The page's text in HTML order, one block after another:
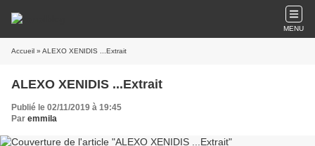
MENU
Accueil » ALEXO XENIDIS ...Extrait
ALEXO XENIDIS ...Extrait
Publié le 02/11/2019 à 19:45
Par emmila